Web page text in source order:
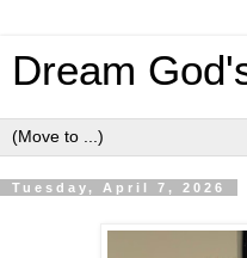
Dream
Tuesday, April 7, 2026